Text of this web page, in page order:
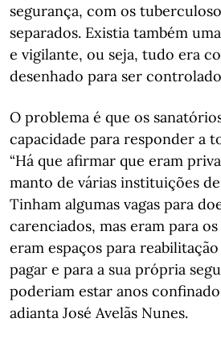
segurança, com os
separados. Existia também
e vigilante, ou seja, tudo era
desenhado para ser
O problema é que os
capacidade para responder a
“Há que afirmar que eram
manto de várias instituições
Tinham algumas vagas para
carenciados, mas eram para
eram espaços para
pagar e para a sua própria
poderiam estar anos
adianta José Avelãs Nunes.